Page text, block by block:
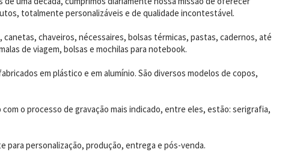
totalmente personalizáveis e de qualidade incontestável.
chaveiros, nécessaires, bolsas térmicas, pastas, cadernos, até
de viagem, bolsas e mochilas para notebook.
em plástico e em alumínio. São diversos modelos de copos,
o processo de gravação mais indicado, entre eles, estão: serigrafia,
personalização, produção, entrega e pós-venda.